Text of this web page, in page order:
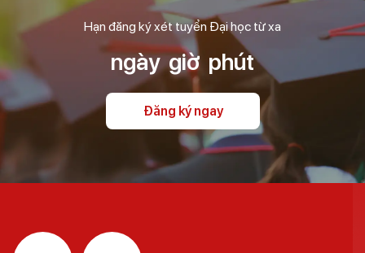
Hạn đăng ký xét tuyển Đại học từ xa
ngày giờ phút
Đăng ký ngay